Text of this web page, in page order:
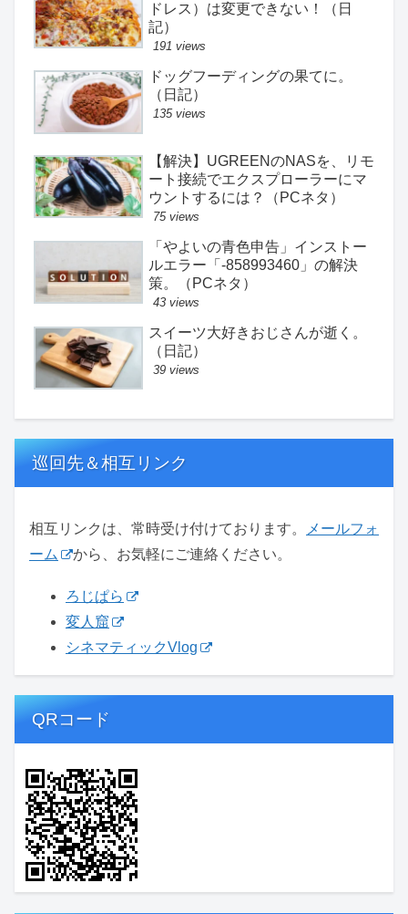
ドレス）は変更できない！（日
記）
191 views
ドッグフーディングの果てに。
（日記）
135 views
【解決】UGREENのNASを、リモ
ート接続でエクスプローラーにマ
ウントするには？（PCネタ）
75 views
「やよいの青色申告」インストー
ルエラー「-858993460」の解決
策。（PCネタ）
43 views
スイーツ大好きおじさんが逝く。
（日記）
39 views
巡回先＆相互リンク
相互リンクは、常時受け付けております。
メールフォ
ーム
から、お気軽にご連絡ください。
ろじぱら
変人窟
シネマティックVlog
QRコード